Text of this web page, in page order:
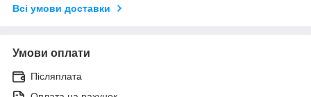
Всі умови доставки
Умови оплати
Післяплата